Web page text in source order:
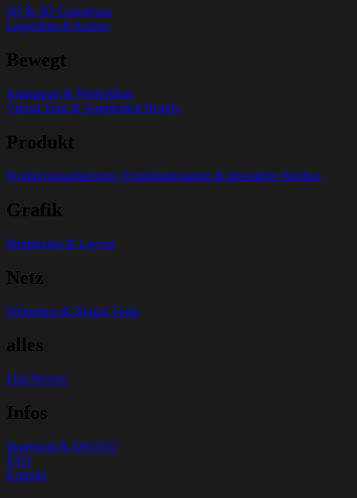
2D & 3D Grundrisse
Lagepläne & Karten
Bewegt
Animation & Werbefilme
Virtual Tour & Augmented Reality
Produkt
Produktvisualisierung, Produktanimation & interaktive Medien
Grafik
Printdesign & Layout
Netz
Webseiten & Digital Tools
alles
Full-Service
Infos
Impresum & DSGVO
FAQ
Kontakt